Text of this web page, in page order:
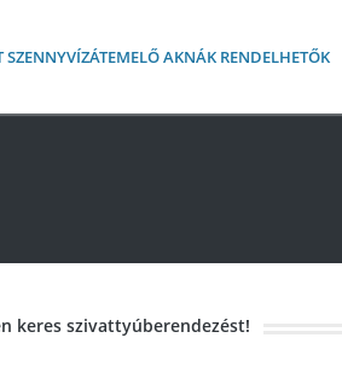
SZENNYVÍZÁTEMELŐ AKNÁK RENDELHETŐK
keres szivattyúberendezést!